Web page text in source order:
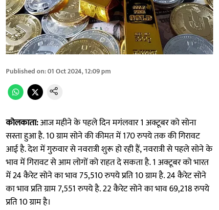
Published on:01 Oct 2024, 12:09 pm
कोलकाता:आज महीने के पहले दिन मगंलवार 1 अक्टूबर को सोना
सस्ता हुआ है. 10 ग्राम सोने की कीमत में 170 रुपये तक की गिरावट
आई है. देश में गुरुवार से नवरात्री शुरू हो रही हैं, नवरात्री से पहले सोने के
भाव में गिरावट से आम लोगों को राहत दे सकता है. 1 अक्टूबर को भारत
में 24 कैरेट सोने का भाव 75,510 रुपये प्रति 10 ग्राम है. 24 कैरेट सोने
का भाव प्रति ग्राम 7,551 रुपये है. 22 कैरेट सोने का भाव 69,218 रुपये
प्रति 10 ग्राम है।